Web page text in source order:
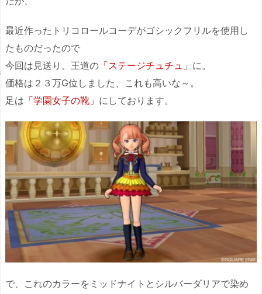
最近作ったトリコロールコーデがゴシックフリルを使用し
たものだったので
今回は見送り、王道の 「ステージチュチュ」 に。
価格は２３万G位しました、これも高いな～。
足は 「学園女子の靴」 にしております。
で、これのカラーをミッドナイトとシルバーダリアで染め